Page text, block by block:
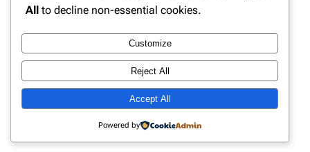
Instagram
Facebook
X
Website Berita Olahraga Update | PPN
All to decline non-essential cookies.
Customize
Reject All
Accept All
Powered by